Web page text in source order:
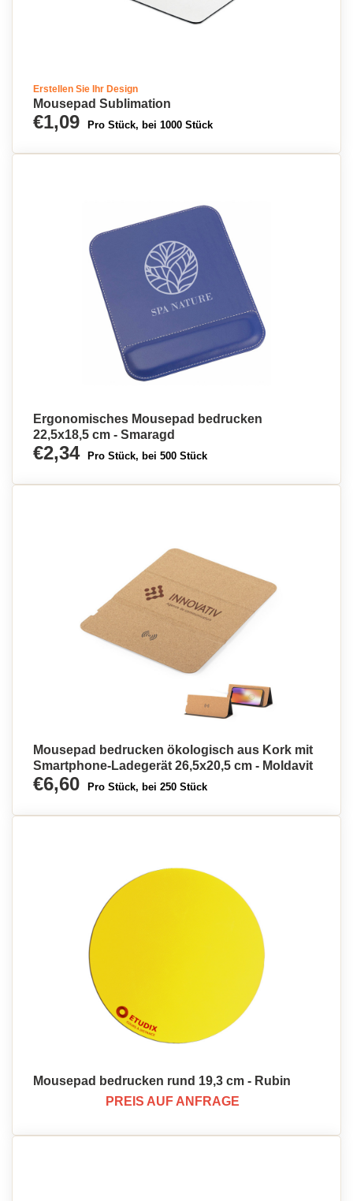
Erstellen Sie Ihr Design
Mousepad Sublimation
€1,09 Pro Stück, bei 1000 Stück
Ergonomisches Mousepad bedrucken
22,5x18,5 cm - Smaragd
€2,34 Pro Stück, bei 500 Stück
Mousepad bedrucken ökologisch aus Kork mit
Smartphone-Ladegerät 26,5x20,5 cm - Moldavit
€6,60 Pro Stück, bei 250 Stück
Mousepad bedrucken rund 19,3 cm - Rubin
PREIS AUF ANFRAGE